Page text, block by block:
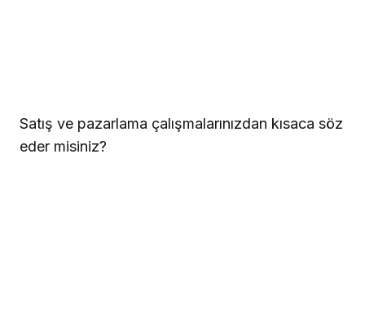
Satış ve pazarlama çalışmalarınızdan kısaca söz
eder misiniz?